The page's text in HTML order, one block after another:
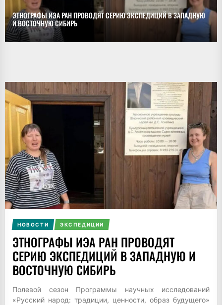
ЭТНОГРАФЫ ИЭА РАН ПРОВОДЯТ СЕРИЮ ЭКСПЕДИЦИЙ В ЗАПАДНУЮ
И ВОСТОЧНУЮ СИБИРЬ
НОВОСТИ ЭКСПЕДИЦИИ
ЭТНОГРАФЫ ИЭА РАН ПРОВОДЯТ
СЕРИЮ ЭКСПЕДИЦИЙ В ЗАПАДНУЮ И
ВОСТОЧНУЮ СИБИРЬ
Полевой сезон Программы научных исследований
«Русский народ: традиции, ценности, образ будущего»